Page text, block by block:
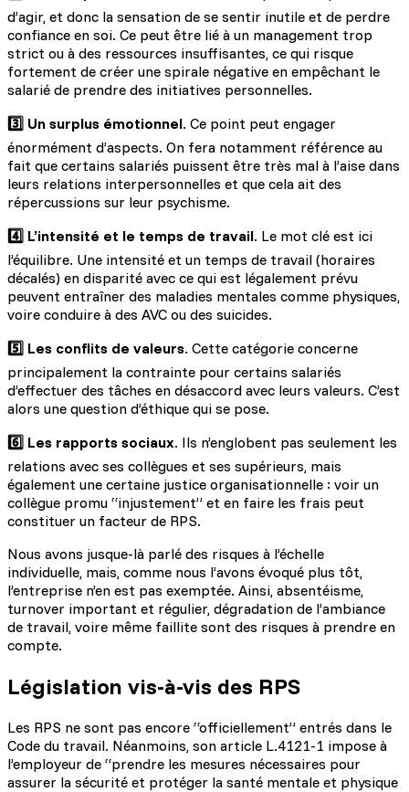
d’agir, et donc la sensation de se sentir inutile et de perdre
confiance en soi. Ce peut être lié à un management trop
strict ou à des ressources insuffisantes, ce qui risque
fortement de créer une spirale négative en empêchant le
salarié de prendre des initiatives personnelles.
3️⃣ Un surplus émotionnel. Ce point peut engager
énormément d’aspects. On fera notamment référence au
fait que certains salariés puissent être très mal à l’aise dans
leurs relations interpersonnelles et que cela ait des
répercussions sur leur psychisme.
4️⃣ L’intensité et le temps de travail. Le mot clé est ici
l’équilibre. Une intensité et un temps de travail (horaires
décalés) en disparité avec ce qui est légalement prévu
peuvent entraîner des maladies mentales comme physiques,
voire conduire à des AVC ou des suicides.
5️⃣ Les conflits de valeurs. Cette catégorie concerne
principalement la contrainte pour certains salariés
d’effectuer des tâches en désaccord avec leurs valeurs. C’est
alors une question d’éthique qui se pose.
6️⃣ Les rapports sociaux. Ils n’englobent pas seulement les
relations avec ses collègues et ses supérieurs, mais
également une certaine justice organisationnelle : voir un
collègue promu “injustement” et en faire les frais peut
constituer un facteur de RPS.
Nous avons jusque-là parlé des risques à l’échelle
individuelle, mais, comme nous l’avons évoqué plus tôt,
l’entreprise n’en est pas exemptée. Ainsi, absentéisme,
turnover important et régulier, dégradation de l’ambiance
de travail, voire même faillite sont des risques à prendre en
compte.
Législation vis-à-vis des RPS
Les RPS ne sont pas encore “officiellement” entrés dans le
Code du travail. Néanmoins, son article L.4121-1 impose à
l’employeur de “prendre les mesures nécessaires pour
assurer la sécurité et protéger la santé mentale et physique